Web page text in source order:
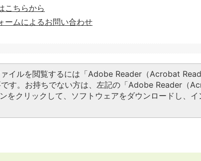
こちらから
ームによるお問い合わせ
イルを閲覧するには「Adobe Reader（Acrobat
す。お持ちでない方は、左記の「Adobe Reader（
をクリックして、ソフトウェアをダウンロードし、イ